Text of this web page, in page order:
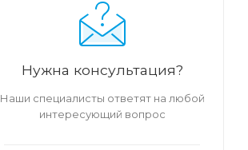
Нужна консультация?
Наши специалисты ответят на любой
интересующий вопрос